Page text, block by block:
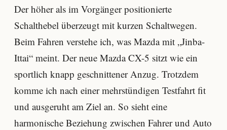
Der höher als im Vorgänger positionierte
Schalthebel überzeugt mit kurzen Schaltwegen.
Beim Fahren verstehe ich, was Mazda mit „Jinba-
Ittai“ meint. Der neue Mazda CX-5 sitzt wie ein
sportlich knapp geschnittener Anzug. Trotzdem
komme ich nach einer mehrstündigen Testfahrt fit
und ausgeruht am Ziel an. So sieht eine
harmonische Beziehung zwischen Fahrer und Auto